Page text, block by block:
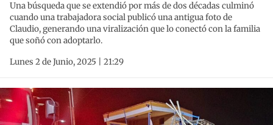
Una búsqueda que se extendió por más de dos décadas culminó
cuando una trabajadora social publicó una antigua foto de
Claudio, generando una viralización que lo conectó con la familia
que soñó con adoptarlo.
Lunes 2 de Junio, 2025 | 21:29